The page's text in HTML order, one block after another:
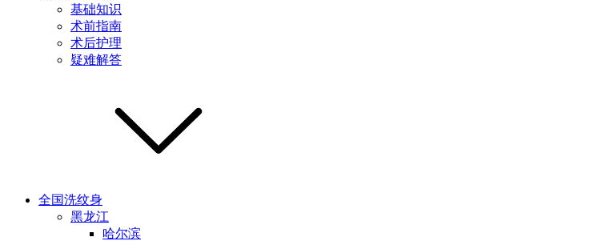
基础知识
术前指南
术后护理
疑难解答
全国洗纹身
黑龙江
哈尔滨